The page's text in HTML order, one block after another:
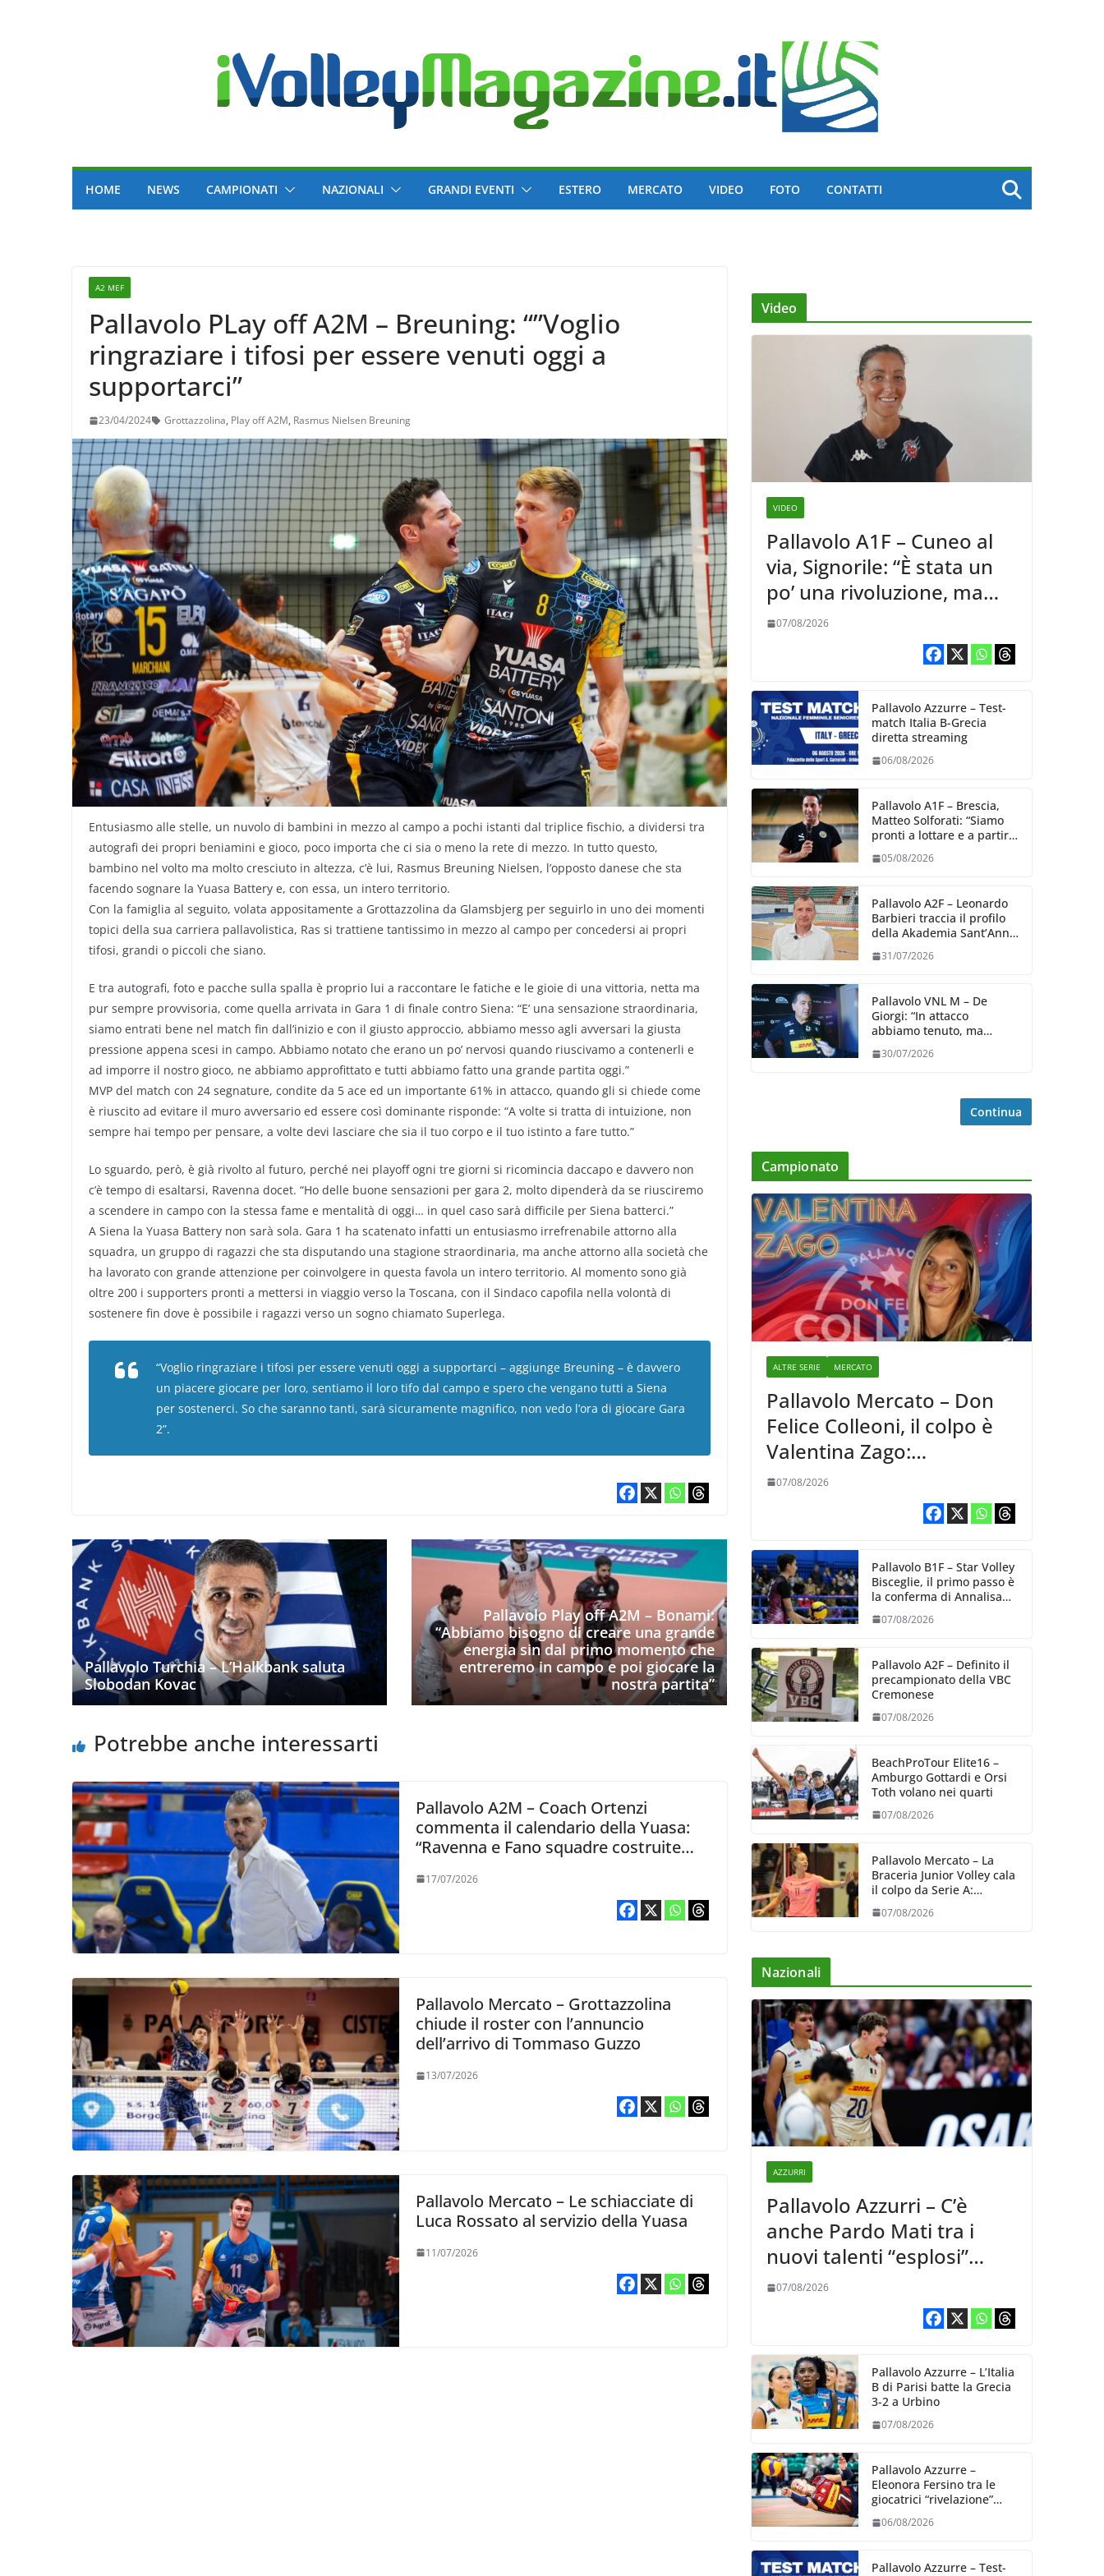
HOME NEWS CAMPIONATI NAZIONALI GRANDI EVENTI ESTERO MERCATO VIDEO FOTO CONTATTI
A2 MEF
Pallavolo PLay off A2M – Breuning: “”Voglio
ringraziare i tifosi per essere venuti oggi a
supportarci”
23/04/2024 Grottazzolina, Play off A2M, Rasmus Nielsen Breuning
Entusiasmo alle stelle, un nuvolo di bambini in mezzo al campo a pochi istanti dal triplice fischio, a dividersi tra
autografi dei propri beniamini e gioco, poco importa che ci sia o meno la rete di mezzo. In tutto questo,
bambino nel volto ma molto cresciuto in altezza, c’è lui, Rasmus Breuning Nielsen, l’opposto danese che sta
facendo sognare la Yuasa Battery e, con essa, un intero territorio.
Con la famiglia al seguito, volata appositamente a Grottazzolina da Glamsbjerg per seguirlo in uno dei momenti
topici della sua carriera pallavolistica, Ras si trattiene tantissimo in mezzo al campo per concedersi ai propri
tifosi, grandi o piccoli che siano.
E tra autografi, foto e pacche sulla spalla è proprio lui a raccontare le fatiche e le gioie di una vittoria, netta ma
pur sempre provvisoria, come quella arrivata in Gara 1 di finale contro Siena: “E’ una sensazione straordinaria,
siamo entrati bene nel match fin dall’inizio e con il giusto approccio, abbiamo messo agli avversari la giusta
pressione appena scesi in campo. Abbiamo notato che erano un po’ nervosi quando riuscivamo a contenerli e
ad imporre il nostro gioco, ne abbiamo approfittato e tutti abbiamo fatto una grande partita oggi.”
MVP del match con 24 segnature, condite da 5 ace ed un importante 61% in attacco, quando gli si chiede come
è riuscito ad evitare il muro avversario ed essere così dominante risponde: “A volte si tratta di intuizione, non
sempre hai tempo per pensare, a volte devi lasciare che sia il tuo corpo e il tuo istinto a fare tutto.”
Lo sguardo, però, è già rivolto al futuro, perché nei playoff ogni tre giorni si ricomincia daccapo e davvero non
c’è tempo di esaltarsi, Ravenna docet. “Ho delle buone sensazioni per gara 2, molto dipenderà da se riusciremo
a scendere in campo con la stessa fame e mentalità di oggi… in quel caso sarà difficile per Siena batterci.”
A Siena la Yuasa Battery non sarà sola. Gara 1 ha scatenato infatti un entusiasmo irrefrenabile attorno alla
squadra, un gruppo di ragazzi che sta disputando una stagione straordinaria, ma anche attorno alla società che
ha lavorato con grande attenzione per coinvolgere in questa favola un intero territorio. Al momento sono già
oltre 200 i supporters pronti a mettersi in viaggio verso la Toscana, con il Sindaco capofila nella volontà di
sostenere fin dove è possibile i ragazzi verso un sogno chiamato Superlega.
“Voglio ringraziare i tifosi per essere venuti oggi a supportarci – aggiunge Breuning – è davvero
un piacere giocare per loro, sentiamo il loro tifo dal campo e spero che vengano tutti a Siena
per sostenerci. So che saranno tanti, sarà sicuramente magnifico, non vedo l’ora di giocare Gara
2”.
Pallavolo Turchia – L’Halkbank saluta
Slobodan Kovac
Pallavolo Play off A2M – Bonami:
“Abbiamo bisogno di creare una grande
energia sin dal primo momento che
entreremo in campo e poi giocare la
nostra partita”
Potrebbe anche interessarti
Pallavolo A2M – Coach Ortenzi
commenta il calendario della Yuasa:
“Ravenna e Fano squadre costruite
curioso”
17/07/2026
Pallavolo Mercato – Grottazzolina
chiude il roster con l’annuncio
dell’arrivo di Tommaso Guzzo
13/07/2026
Pallavolo Mercato – Le schiacciate di
Luca Rossato al servizio della Yuasa
11/07/2026
Video
VIDEO
Pallavolo A1F – Cuneo al
via, Signorile: “È stata un
po’ una rivoluzione, ma
abbiamo le idee chiare siu
cosa vogliamo fare”
07/08/2026
Pallavolo Azzurre – Test-
match Italia B-Grecia
diretta streaming
06/08/2026
Pallavolo A1F – Brescia,
Matteo Solforati: “Siamo
pronti a lottare e a partire
giorno”
05/08/2026
Pallavolo A2F – Leonardo
Barbieri traccia il profilo
della Akademia Sant’Anna
31/07/2026
Pallavolo VNL M – De
Giorgi: “In attacco
abbiamo tenuto, ma
dalla prestazione in
30/07/2026
Continua
Campionato
ALTRE SERIE MERCATO
Pallavolo Mercato – Don
Felice Colleoni, il colpo è
Valentina Zago:
esperienza e oltre 5.000
punti al servizio di
07/08/2026
Pallavolo B1F – Star Volley
Bisceglie, il primo passo è
la conferma di Annalisa
Mileno
07/08/2026
Pallavolo A2F – Definito il
precampionato della VBC
Cremonese
07/08/2026
BeachProTour Elite16 –
Amburgo Gottardi e Orsi
Toth volano nei quarti
07/08/2026
Pallavolo Mercato – La
Braceria Junior Volley cala
il colpo da Serie A:
Barbara Varaldo è il nuovo
riferimento dell’attacco
07/08/2026
Nazionali
AZZURRI
Pallavolo Azzurri – C’è
anche Pardo Mati tra i
nuovi talenti “esplosi”
nella VNL 2026 per
07/08/2026
Pallavolo Azzurre – L’Italia
B di Parisi batte la Grecia
3-2 a Urbino
07/08/2026
Pallavolo Azzurre –
Eleonora Fersino tra le
giocatrici “rivelazione”
Volleyball World
06/08/2026
Pallavolo Azzurre – Test-